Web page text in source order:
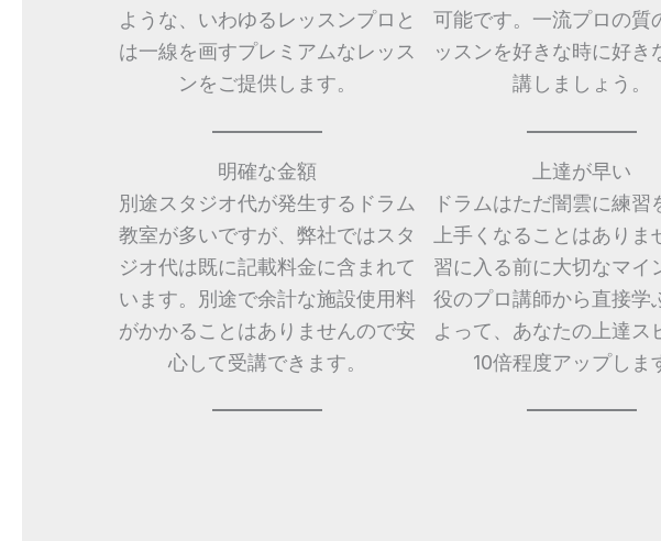
ような、いわゆるレッスンプロと
は一線を画すプレミアムなレッス
ンをご提供します。
可能です。一流プロの質
ッスンを好きな時に好き
講しましょう。
明確な金額
別途スタジオ代が発生するドラム
教室が多いですが、弊社ではスタ
ジオ代は既に記載料金に含まれて
います。別途で余計な施設使用料
がかかることはありませんので安
心して受講できます。
上達が早い
ドラムはただ闇雲に練習
上手くなることはありま
習に入る前に大切なマイ
役のプロ講師から直接学
よって、あなたの上達ス
10倍程度アップしま